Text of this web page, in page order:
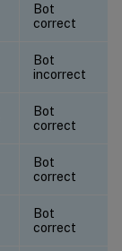
Bot
correct
Bot
incorrect
Bot
correct
Bot
correct
Bot
correct